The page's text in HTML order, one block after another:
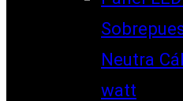
Neutra
watt